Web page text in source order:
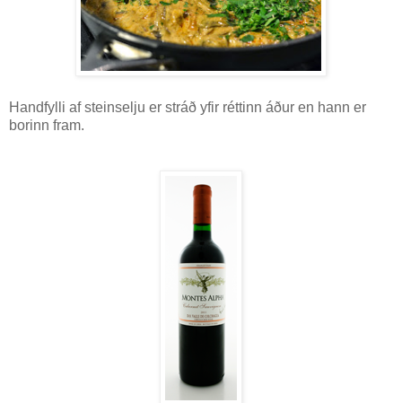
Handfylli af steinselju er stráð yfir réttinn áður en hann er
borinn fram.